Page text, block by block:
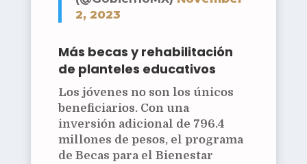
2, 2023
Más becas y rehabilitación
de planteles educativos
Los jóvenes no son los únicos
beneficiarios. Con una
inversión adicional de 796.4
millones de pesos, el programa
de Becas para el Bienestar